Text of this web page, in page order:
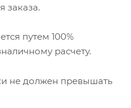
заказа.
путем 100%
расчету.
не должен превышать